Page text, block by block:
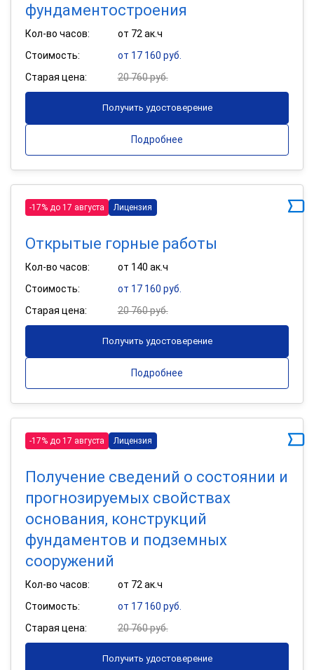
фундаментостроения
Кол-во часов:
от 72 ак.ч
Стоимость:
от 17 160 руб.
Старая цена:
20 760 руб.
Получить удостоверение
Подробнее
-17% до 17 августа Лицензия
Открытые горные работы
Кол-во часов:
от 140 ак.ч
Стоимость:
от 17 160 руб.
Старая цена:
20 760 руб.
Получить удостоверение
Подробнее
-17% до 17 августа Лицензия
Получение сведений о состоянии и
прогнозируемых свойствах
основания, конструкций
фундаментов и подземных
сооружений
Кол-во часов:
от 72 ак.ч
Стоимость:
от 17 160 руб.
Старая цена:
20 760 руб.
Получить удостоверение